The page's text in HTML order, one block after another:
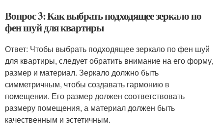
Вопрос 3: Как выбрать подходящее зеркало по
фен шуй для квартиры
Ответ: Чтобы выбрать подходящее зеркало по фен шуй
для квартиры, следует обратить внимание на его форму,
размер и материал. Зеркало должно быть
симметричным, чтобы создавать гармонию в
помещении. Его размер должен соответствовать
размеру помещения, а материал должен быть
качественным и эстетичным.